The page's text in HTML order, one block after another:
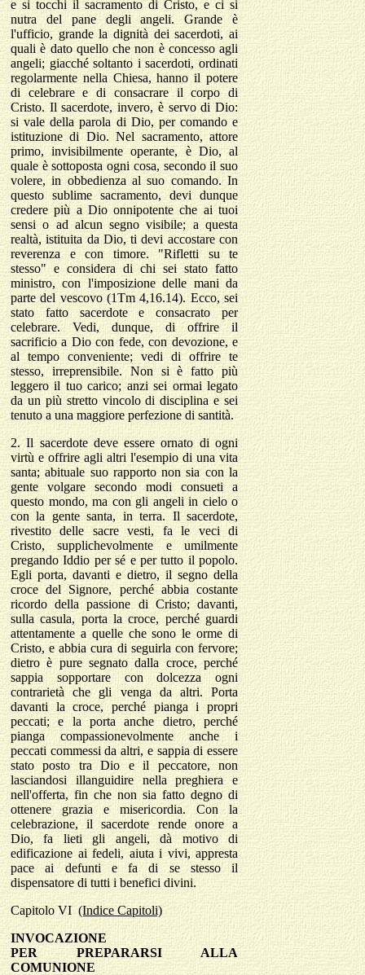
e si tocchi il sacramento di Cristo, e ci si
nutra del pane degli angeli. Grande è
l'ufficio, grande la dignità dei sacerdoti, ai
quali è dato quello che non è concesso agli
angeli; giacché soltanto i sacerdoti, ordinati
regolarmente nella Chiesa, hanno il potere
di celebrare e di consacrare il corpo di
Cristo. Il sacerdote, invero, è servo di Dio:
si vale della parola di Dio, per comando e
istituzione di Dio. Nel sacramento, attore
primo, invisibilmente operante, è Dio, al
quale è sottoposta ogni cosa, secondo il suo
volere, in obbedienza al suo comando. In
questo sublime sacramento, devi dunque
credere più a Dio onnipotente che ai tuoi
sensi o ad alcun segno visibile; a questa
realtà, istituita da Dio, ti devi accostare con
reverenza e con timore. "Rifletti su te
stesso" e considera di chi sei stato fatto
ministro, con l'imposizione delle mani da
parte del vescovo (1Tm 4,16.14). Ecco, sei
stato fatto sacerdote e consacrato per
celebrare. Vedi, dunque, di offrire il
sacrificio a Dio con fede, con devozione, e
al tempo conveniente; vedi di offrire te
stesso, irreprensibile. Non si è fatto più
leggero il tuo carico; anzi sei ormai legato
da un più stretto vincolo di disciplina e sei
tenuto a una maggiore perfezione di santità.
2. Il sacerdote deve essere ornato di ogni
virtù e offrire agli altri l'esempio di una vita
santa; abituale suo rapporto non sia con la
gente volgare secondo modi consueti a
questo mondo, ma con gli angeli in cielo o
con la gente santa, in terra. Il sacerdote,
rivestito delle sacre vesti, fa le veci di
Cristo, supplichevolmente e umilmente
pregando Iddio per sé e per tutto il popolo.
Egli porta, davanti e dietro, il segno della
croce del Signore, perché abbia costante
ricordo della passione di Cristo; davanti,
sulla casula, porta la croce, perché guardi
attentamente a quelle che sono le orme di
Cristo, e abbia cura di seguirla con fervore;
dietro è pure segnato dalla croce, perché
sappia sopportare con dolcezza ogni
contrarietà che gli venga da altri. Porta
davanti la croce, perché pianga i propri
peccati; e la porta anche dietro, perché
pianga compassionevolmente anche i
peccati commessi da altri, e sappia di essere
stato posto tra Dio e il peccatore, non
lasciandosi illanguidire nella preghiera e
nell'offerta, fin che non sia fatto degno di
ottenere grazia e misericordia. Con la
celebrazione, il sacerdote rende onore a
Dio, fa lieti gli angeli, dà motivo di
edificazione ai fedeli, aiuta i vivi, appresta
pace ai defunti e fa di se stesso il
dispensatore di tutti i benefici divini.
Capitolo VI (Indice Capitoli)
INVOCAZIONE
PER PREPARARSI ALLA
COMUNIONE